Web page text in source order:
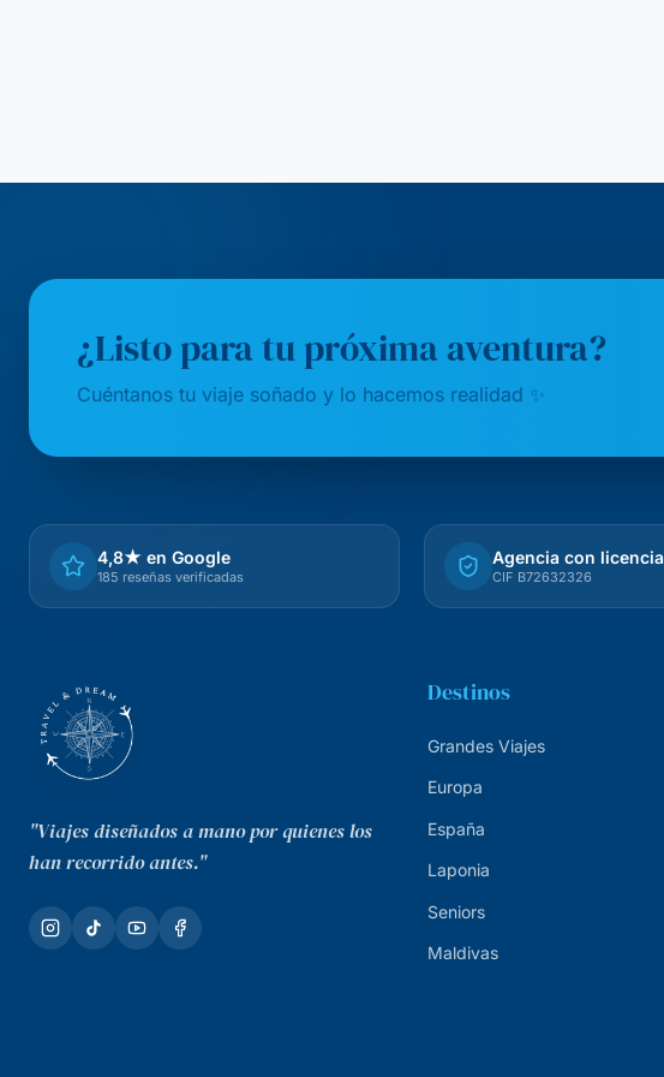
¿Listo para tu próxima aventura?
Cuéntanos tu viaje soñado y lo hacemos realidad ✨
4,8★ en Google
185 reseñas verificadas
Agencia con licencia
CIF B72632326
"Viajes diseñados a mano por quienes los
han recorrido antes."
Destinos
Grandes Viajes
Europa
España
Laponia
Seniors
Maldivas